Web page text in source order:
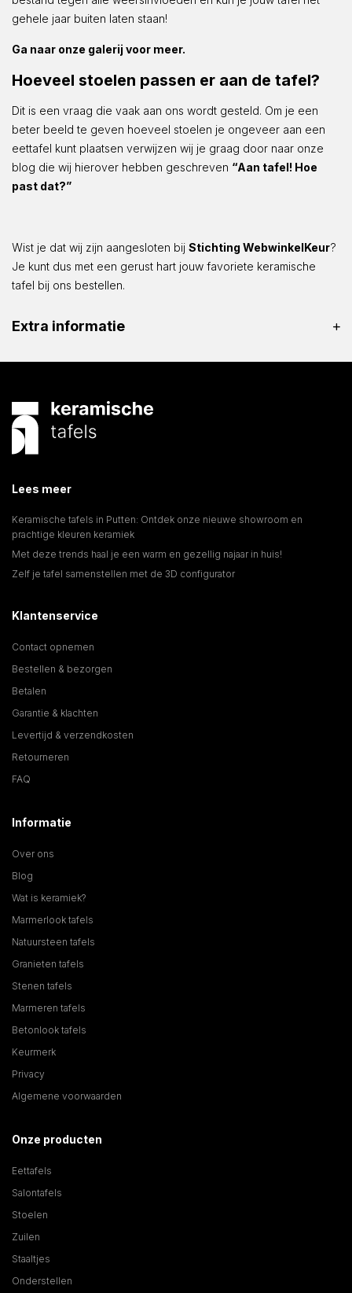
gehele jaar buiten laten staan!
Ga naar onze galerij voor meer.
Hoeveel stoelen passen er aan de tafel?
Dit is een vraag die vaak aan ons wordt gesteld. Om je een
beter beeld te geven hoeveel stoelen je ongeveer aan een
eettafel kunt plaatsen verwijzen wij je graag door naar onze
blog die wij hierover hebben geschreven “Aan tafel! Hoe
past dat?”
Wist je dat wij zijn aangesloten bij Stichting WebwinkelKeur?
Je kunt dus met een gerust hart jouw favoriete keramische
tafel bij ons bestellen.
Extra informatie
Lees meer
Keramische tafels in Putten: Ontdek onze nieuwe showroom en
prachtige kleuren keramiek
Met deze trends haal je een warm en gezellig najaar in huis!
Zelf je tafel samenstellen met de 3D configurator
Klantenservice
Contact opnemen
Bestellen & bezorgen
Betalen
Garantie & klachten
Levertijd & verzendkosten
Retourneren
FAQ
Informatie
Over ons
Blog
Wat is keramiek?
Marmerlook tafels
Natuursteen tafels
Granieten tafels
Stenen tafels
Marmeren tafels
Betonlook tafels
Keurmerk
Privacy
Algemene voorwaarden
Onze producten
Eettafels
Salontafels
Stoelen
Zuilen
Staaltjes
Onderstellen